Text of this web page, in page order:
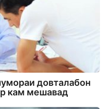
довталабон
кам мешавад